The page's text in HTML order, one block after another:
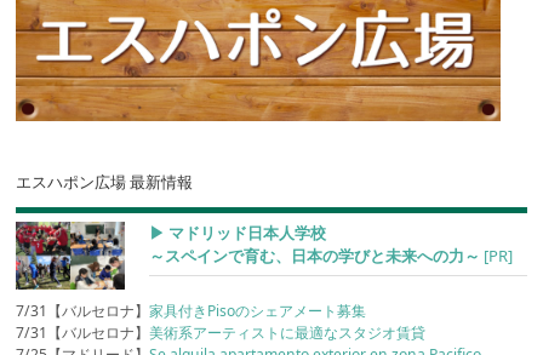
エスハポン広場 最新情報
▶︎ マドリッド日本人学校
～スペインで育む、日本の学びと未来への力～ [PR]
7/31【バルセロナ】家具付きPisoのシェアメート募集
7/31【バルセロナ】美術系アーティストに最適なスタジオ賃貸